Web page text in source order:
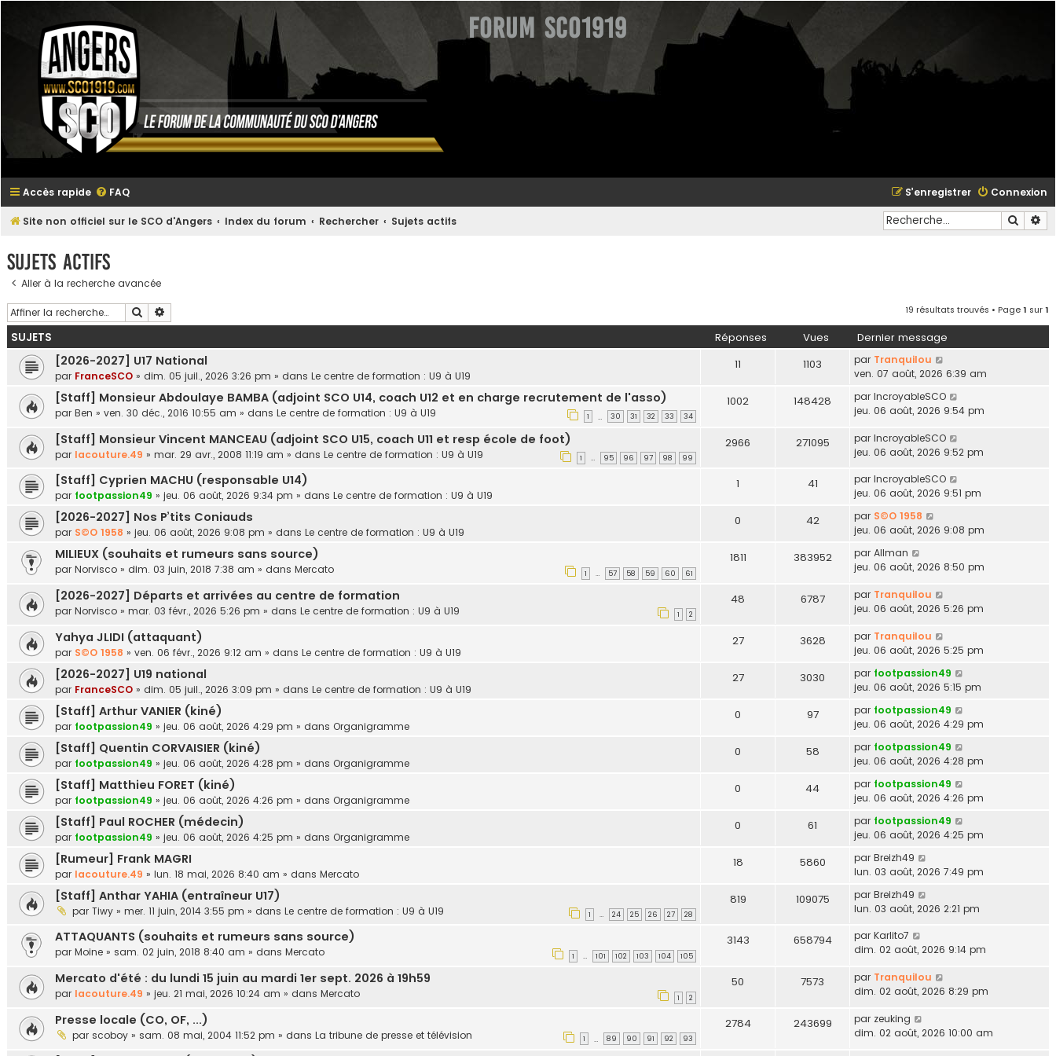
Forum SCO1919
Accès rapide FAQ Connexion
S’enregistrer
Site non officiel sur le SCO d'Angers Index du forum Rechercher Sujets actifs
Sujets actifs
Aller à la recherche avancée
Rechercher 19 résultats trouvés • Page1 sur1
SUJETS Réponses Vues Dernier message
[2026-2027] U17 National
par FranceSCO » dim. 05 juil., 2026 3:26 pm » dans Le centre de formation : U9 à U19
11 1103 par Tranquilou
ven. 07 août, 2026 6:39 am
[Staff] Monsieur Abdoulaye BAMBA (adjoint SCO U14, coach U12 et en charge recrutement de l'asso)
par Ben » ven. 30 déc., 2016 10:55 am » dans Le centre de formation : U9 à U19 1 … 30 31 32 33 34
1002 148428 par IncroyableSCO
jeu. 06 août, 2026 9:54 pm
[Staff] Monsieur Vincent MANCEAU (adjoint SCO U15, coach U11 et resp école de foot)
par lacouture.49 » mar. 29 avr., 2008 11:19 am » dans Le centre de formation : U9 à U19 1 … 95 96 97 98 99
2966 271095 par IncroyableSCO
jeu. 06 août, 2026 9:52 pm
[Staff] Cyprien MACHU (responsable U14)
par footpassion49 » jeu. 06 août, 2026 9:34 pm » dans Le centre de formation : U9 à U19
1 41 par IncroyableSCO
jeu. 06 août, 2026 9:51 pm
[2026-2027] Nos P’tits Coniauds
par S©O 1958 » jeu. 06 août, 2026 9:08 pm » dans Le centre de formation : U9 à U19
0 42 par S©O 1958
jeu. 06 août, 2026 9:08 pm
MILIEUX (souhaits et rumeurs sans source)
par Norvisco » dim. 03 juin, 2018 7:38 am » dans Mercato 1 … 57 58 59 60 61
1811 383952 par Allman
jeu. 06 août, 2026 8:50 pm
[2026-2027] Départs et arrivées au centre de formation
par Norvisco » mar. 03 févr., 2026 5:26 pm » dans Le centre de formation : U9 à U19 1 2
48 6787 par Tranquilou
jeu. 06 août, 2026 5:26 pm
Yahya JLIDI (attaquant)
par S©O 1958 » ven. 06 févr., 2026 9:12 am » dans Le centre de formation : U9 à U19
27 3628 par Tranquilou
jeu. 06 août, 2026 5:25 pm
[2026-2027] U19 national
par FranceSCO » dim. 05 juil., 2026 3:09 pm » dans Le centre de formation : U9 à U19
27 3030 par footpassion49
jeu. 06 août, 2026 5:15 pm
[Staff] Arthur VANIER (kiné)
par footpassion49 » jeu. 06 août, 2026 4:29 pm » dans Organigramme
0 97 par footpassion49
jeu. 06 août, 2026 4:29 pm
[Staff] Quentin CORVAISIER (kiné)
par footpassion49 » jeu. 06 août, 2026 4:28 pm » dans Organigramme
0 58 par footpassion49
jeu. 06 août, 2026 4:28 pm
[Staff] Matthieu FORET (kiné)
par footpassion49 » jeu. 06 août, 2026 4:26 pm » dans Organigramme
0 44 par footpassion49
jeu. 06 août, 2026 4:26 pm
[Staff] Paul ROCHER (médecin)
par footpassion49 » jeu. 06 août, 2026 4:25 pm » dans Organigramme
0 61 par footpassion49
jeu. 06 août, 2026 4:25 pm
[Rumeur] Frank MAGRI
par lacouture.49 » lun. 18 mai, 2026 8:40 am » dans Mercato
18 5860 par Breizh49
lun. 03 août, 2026 7:49 pm
[Staff] Anthar YAHIA (entraîneur U17)
par Tiwy » mer. 11 juin, 2014 3:55 pm » dans Le centre de formation : U9 à U19 1 … 24 25 26 27 28
819 109075 par Breizh49
lun. 03 août, 2026 2:21 pm
ATTAQUANTS (souhaits et rumeurs sans source)
par Moine » sam. 02 juin, 2018 8:40 am » dans Mercato 1 … 101 102 103 104 105
3143 658794 par Karlito7
dim. 02 août, 2026 9:14 pm
Mercato d'été : du lundi 15 juin au mardi 1er sept. 2026 à 19h59
par lacouture.49 » jeu. 21 mai, 2026 10:24 am » dans Mercato 1 2
50 7573 par Tranquilou
dim. 02 août, 2026 8:29 pm
Presse locale (CO, OF, ...)
par scoboy » sam. 08 mai, 2004 11:52 pm » dans La tribune de presse et télévision 1 … 89 90 91 92 93
2784 243699 par zeuking
dim. 02 août, 2026 10:00 am